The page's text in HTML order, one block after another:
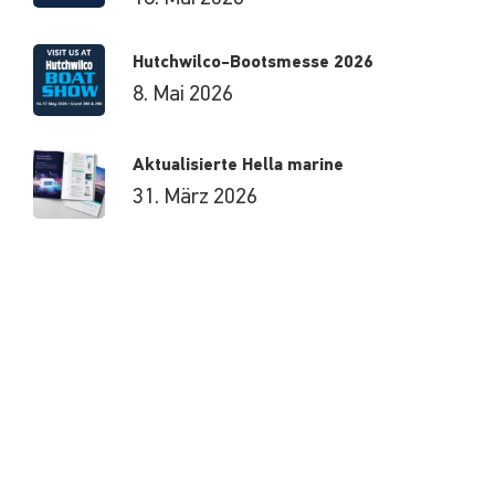
Hutchwilco-Bootsmesse 2026
8. Mai 2026
Aktualisierte Hella marine
31. März 2026